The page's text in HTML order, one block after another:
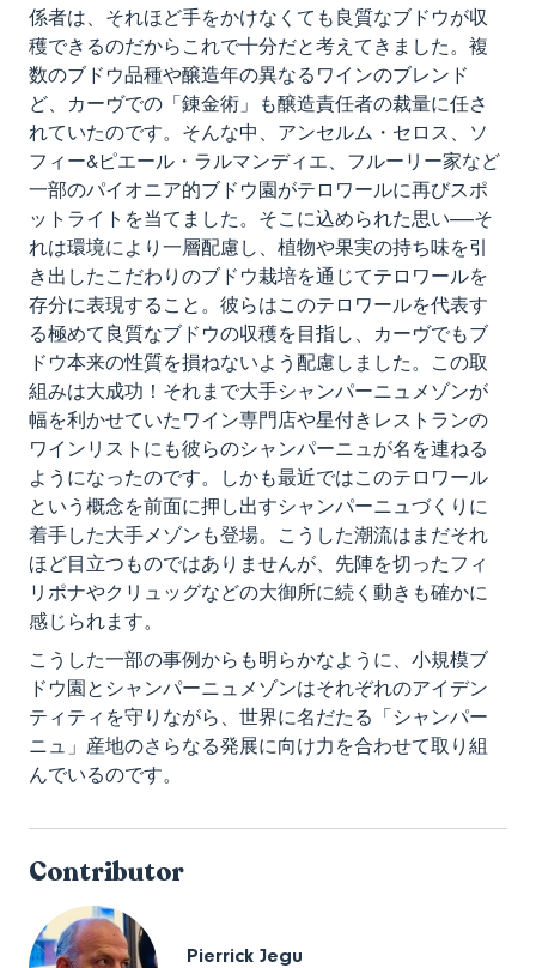
係者は、それほど手をかけなくても良質なブドウが収
穫できるのだからこれで十分だと考えてきました。複
数のブドウ品種や醸造年の異なるワインのブレンド
ど、カーヴでの「錬金術」も醸造責任者の裁量に任さ
れていたのです。そんな中、アンセルム・セロス、ソ
フィー&ピエール・ラルマンディエ、フルーリー家など
一部のパイオニア的ブドウ園がテロワールに再びスポ
ットライトを当てました。そこに込められた思い――そ
れは環境により一層配慮し、植物や果実の持ち味を引
き出したこだわりのブドウ栽培を通じてテロワールを
存分に表現すること。彼らはこのテロワールを代表す
る極めて良質なブドウの収穫を目指し、カーヴでもブ
ドウ本来の性質を損ねないよう配慮しました。この取
組みは大成功！それまで大手シャンパーニュメゾンが
幅を利かせていたワイン専門店や星付きレストランの
ワインリストにも彼らのシャンパーニュが名を連ねる
ようになったのです。しかも最近ではこのテロワール
という概念を前面に押し出すシャンパーニュづくりに
着手した大手メゾンも登場。こうした潮流はまだそれ
ほど目立つものではありませんが、先陣を切ったフィ
リポナやクリュッグなどの大御所に続く動きも確かに
感じられます。
こうした一部の事例からも明らかなように、小規模ブ
ドウ園とシャンパーニュメゾンはそれぞれのアイデン
ティティを守りながら、世界に名だたる「シャンパー
ニュ」産地のさらなる発展に向け力を合わせて取り組
んでいるのです。
Contributor
Pierrick Jegu